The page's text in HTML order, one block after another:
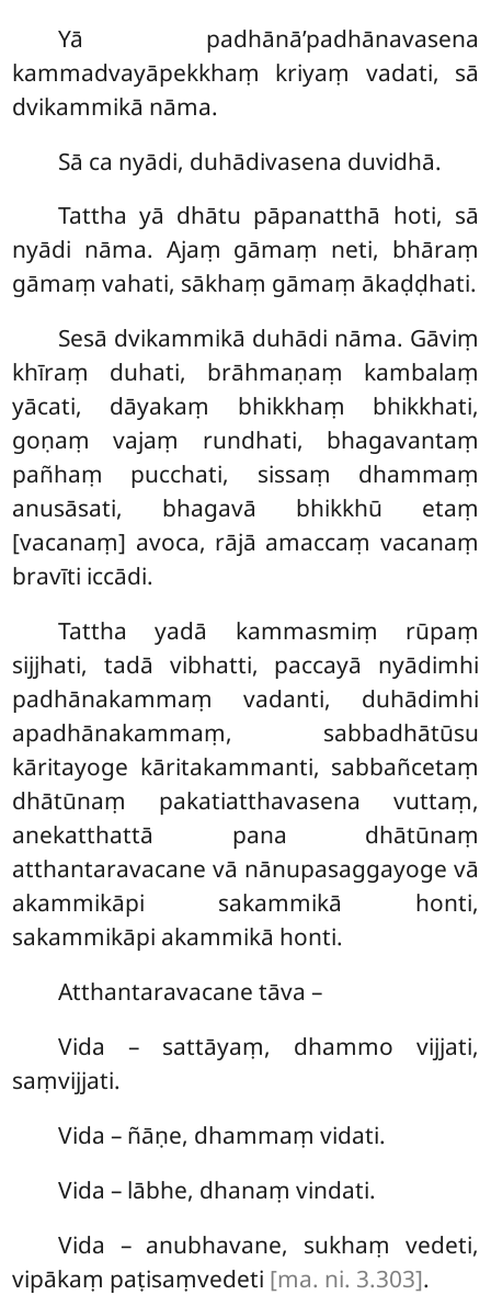
Yā padhānā’padhānavasena
kammadvayāpekkhaṃ kriyaṃ vadati, sā
dvikammikā nāma.
Sā ca nyādi, duhādivasena duvidhā.
Tatthayā dhātu pāpanatthā hoti, sā
nyādi nāma. Ajaṃ gāmaṃ neti, bhāraṃ
gāmaṃ vahati, sākhaṃ gāmaṃ ākaḍḍhati.
Sesā dvikammikā duhādi nāma. Gāviṃ
khīraṃ duhati, brāhmaṇaṃ kambalaṃ
yācati, dāyakaṃ bhikkhaṃ bhikkhati,
goṇaṃ vajaṃ rundhati, bhagavantaṃ
pañhaṃ pucchati, sissaṃ dhammaṃ
anusāsati, bhagavā bhikkhū etaṃ
[vacanaṃ] avoca, rājā amaccaṃ vacanaṃ
bravīti iccādi.
Tattha yadā kammasmiṃ rūpaṃ
sijjhati, tadā vibhatti, paccayā nyādimhi
padhānakammaṃ vadanti, duhādimhi
apadhānakammaṃ, sabbadhātūsu
kāritayoge kāritakammanti, sabbañcetaṃ
dhātūnaṃ pakatiatthavasena vuttaṃ,
anekatthattā pana dhātūnaṃ
atthantaravacane vā nānupasaggayoge vā
akammikāpi sakammikā honti,
sakammikāpi akammikā honti.
Atthantaravacane tāva –
Vida – sattāyaṃ, dhammo vijjati,
saṃvijjati.
Vida – ñāṇe, dhammaṃ vidati.
Vida – lābhe, dhanaṃ vindati.
Vida – anubhavane, sukhaṃ vedeti,
vipākaṃ paṭisaṃvedeti [ma. ni. 3.303].